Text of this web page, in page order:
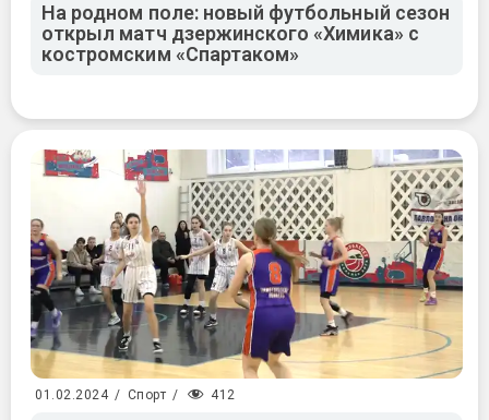
На родном поле: новый футбольный сезон
открыл матч дзержинского «Химика» с
костромским «Спартаком»
01.02.2024 / Спорт / 412